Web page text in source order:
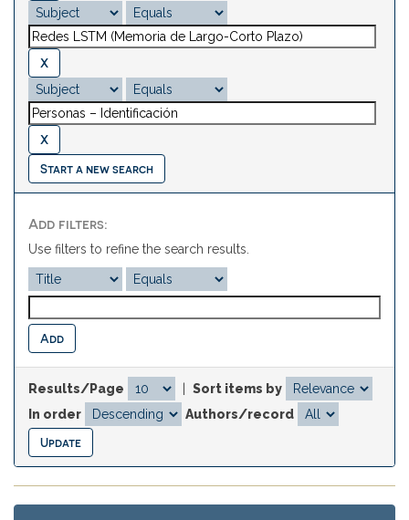
Start a new search
Add filters:
Use filters to refine the search results.
Results/Page
Sort items by
In order
Authors/record